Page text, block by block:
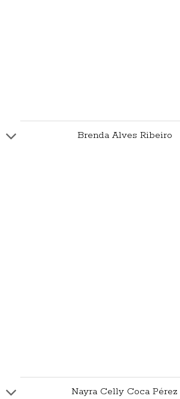
Brenda Alves Ribeiro
Nayra Celly Coca Pérez